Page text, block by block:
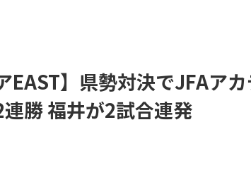
EAST】県勢対決でJFAア
勝 福井が2試合連発